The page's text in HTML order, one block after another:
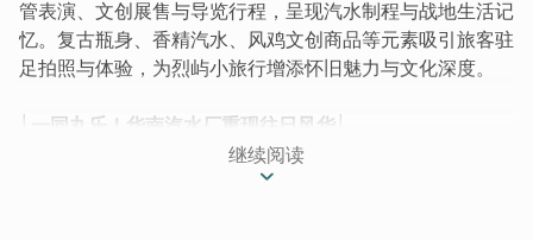
管表演、文创展售与导览行程，呈现汽水制程与战地生活记
忆。复古瓶身、香精汽水、风鸡文创商品等元素吸引旅客驻
足拍照与体验，为烈屿小旅行增添怀旧魅力与文化深度。
│一同丸乐！华南汽水厂重现往日风华│
荒废多年的「华南汽水厂」2020 重新开幕，并蜕变新样貌
定位为「导览怀旧故事馆」，让旅客认识老汽水厂及戒严时
继续阅读